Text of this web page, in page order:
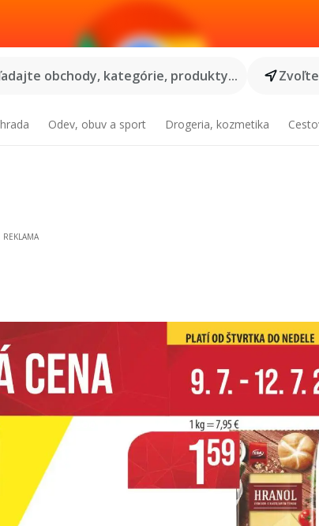
obchody, kategórie, produkty...
Odev, obuv a sport Drogeria, kozmetika
REKLAMA